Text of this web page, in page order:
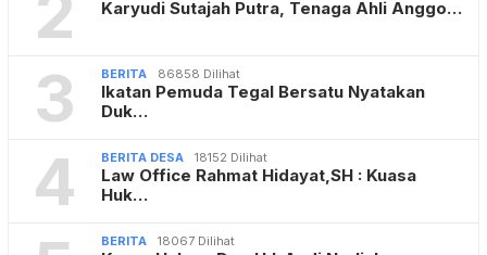
Karyudi Sutajah Putra, Tenaga Ahli Anggo…
3 BERITA 86858 Dilihat
Ikatan Pemuda Tegal Bersatu Nyatakan
Duk…
4 BERITA DESA 18152 Dilihat
Law Office Rahmat Hidayat,SH : Kuasa
Huk…
BERITA 18067 Dilihat